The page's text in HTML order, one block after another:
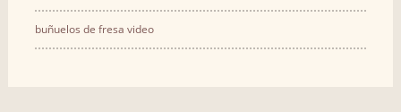
buñuelos de fresa video